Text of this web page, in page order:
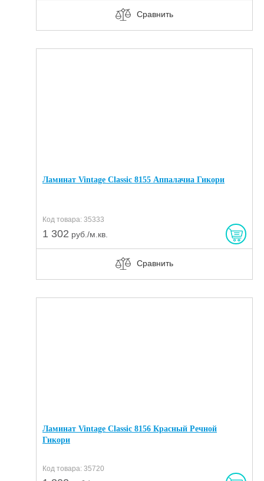
Сравнить
Ламинат Vintage Classic 8155 Аппалачиа Гикори
Код товара: 35333
1 302 руб./м.кв.
Сравнить
Ламинат Vintage Classic 8156 Красный Речной
Гикори
Код товара: 35720